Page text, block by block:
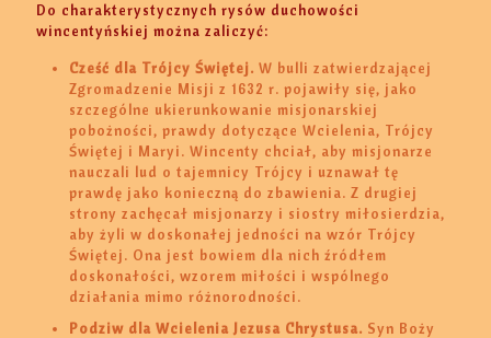
Do charakterystycznych rysów duchowości
wincentyńskiej można zaliczyć:
Cześć dla Trójcy Świętej. W bulli zatwierdzającej
Zgromadzenie Misji z 1632 r. pojawiły się, jako
szczególne ukierunkowanie misjonarskiej
pobożności, prawdy dotyczące Wcielenia, Trójcy
Świętej i Maryi. Wincenty chciał, aby misjonarze
nauczali lud o tajemnicy Trójcy i uznawał tę
prawdę jako konieczną do zbawienia. Z drugiej
strony zachęcał misjonarzy i siostry miłosierdzia,
aby żyli w doskonałej jedności na wzór Trójcy
Świętej. Ona jest bowiem dla nich źródłem
doskonałości, wzorem miłości i wspólnego
działania mimo różnorodności.
Podziw dla Wcielenia Jezusa Chrystusa. Syn Boży